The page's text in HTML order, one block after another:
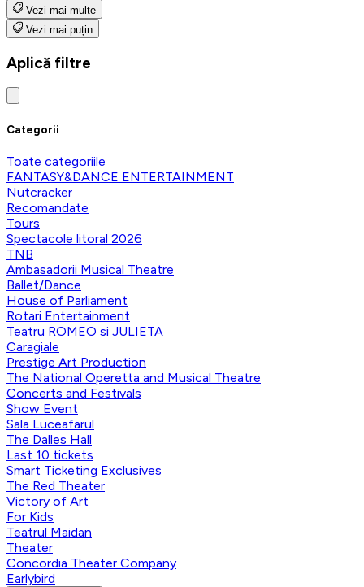
Vezi mai multe
Vezi mai puțin
Aplică filtre
Categorii
Toate categoriile
FANTASY&DANCE ENTERTAINMENT
Nutcracker
Recomandate
Tours
Spectacole litoral 2026
TNB
Ambasadorii Musical Theatre
Ballet/Dance
House of Parliament
Rotari Entertainment
Teatru ROMEO si JULIETA
Caragiale
Prestige Art Production
The National Operetta and Musical Theatre
Concerts and Festivals
Show Event
Sala Luceafarul
The Dalles Hall
Last 10 tickets
Smart Ticketing Exclusives
The Red Theater
Victory of Art
For Kids
Teatrul Maidan
Theater
Concordia Theater Company
Earlybird